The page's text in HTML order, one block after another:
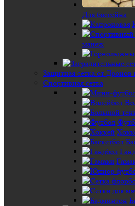
Для бассейна
манеж
Защитная сетка от
Спортивная сетка